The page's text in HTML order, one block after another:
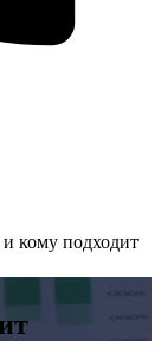
кому подходит